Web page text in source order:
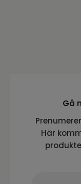
Gå
Här